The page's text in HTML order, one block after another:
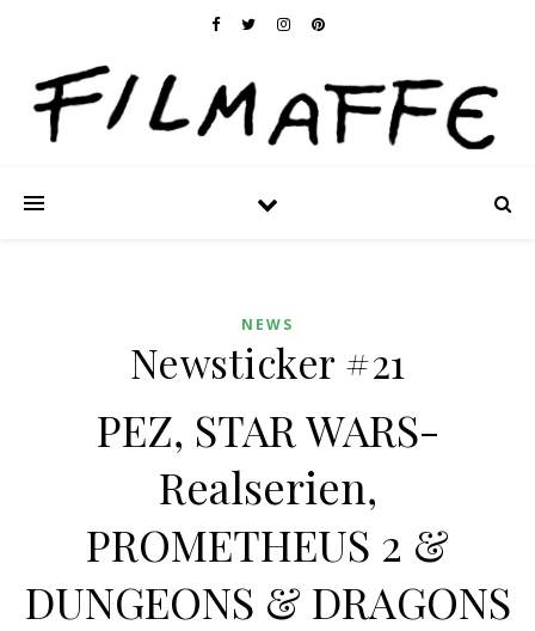
NEWS
Newsticker #21
PEZ, STAR WARS-
Realserien,
PROMETHEUS 2 &
DUNGEONS & DRAGONS